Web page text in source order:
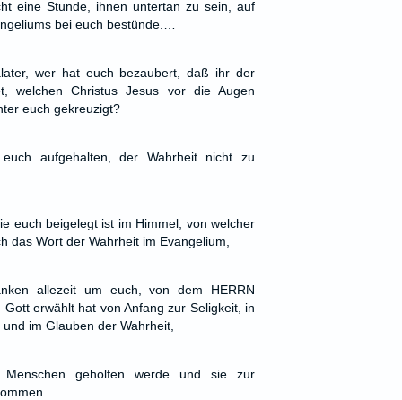
eine Stunde, ihnen untertan zu sein, auf
bei euch bestünde.…
wer hat euch bezaubert, daß ihr der
welchen Christus Jesus vor die Augen
euch gekreuzigt?
aufgehalten, der Wahrheit nicht zu
euch beigelegt ist im Himmel, von welcher
das Wort der Wahrheit im Evangelium,
allezeit um euch, von dem HERRN
erwählt hat von Anfang zur Seligkeit, in
im Glauben der Wahrheit,
geholfen werde und sie zur